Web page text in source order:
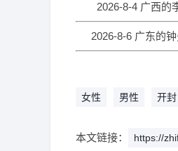
2026-8-6 广东的
2026-8-5 江苏的
2026-8-5 陕西的
女性 男性 开封
本文链接： https://